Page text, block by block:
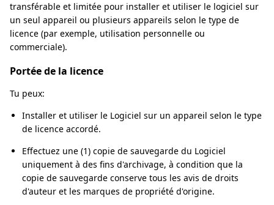
transférable et limitée pour installer et utiliser le logiciel sur
un seul appareil ou plusieurs appareils selon le type de
licence (par exemple, utilisation personnelle ou
commerciale).
Portée de la licence
Tu peux:
Installer et utiliser le Logiciel sur un appareil selon le type
de licence accordé.
Effectuez une (1) copie de sauvegarde du Logiciel
uniquement à des fins d'archivage, à condition que la
copie de sauvegarde conserve tous les avis de droits
d'auteur et les marques de propriété d'origine.